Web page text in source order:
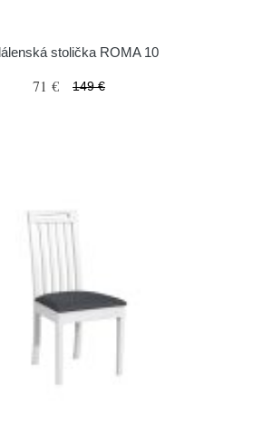
stolička ROMA 10
71 € 149 €